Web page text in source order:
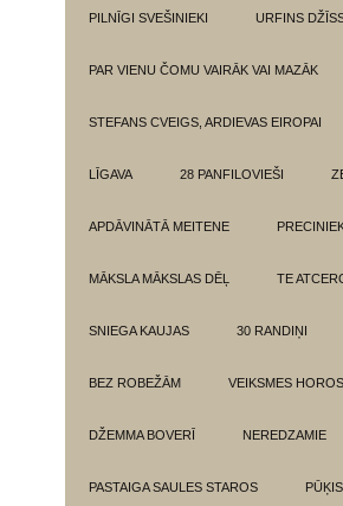
PILNĪGI SVEŠINIEKI URFINS
PAR VIENU ČOMU VAIRĀK VAI MAZĀK
STEFANS CVEIGS, ARDIEVAS EIROPAI
LĪGAVA 28 PANFILOVIEŠI
APDĀVINĀTĀ MEITENE
MĀKSLA MĀKSLAS DĒĻ TE
SNIEGA KAUJAS 30 RANDIŅI
BEZ ROBEŽĀM VEIKSMES
DŽEMMA BOVERĪ NEREDZAMIE
PASTAIGA SAULES STAROS PŪĶIS